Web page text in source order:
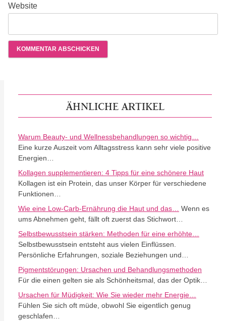
Website
ÄHNLICHE ARTIKEL
Warum Beauty- und Wellnessbehandlungen so wichtig…
Eine kurze Auszeit vom Alltagsstress kann sehr viele positive
Energien…
Kollagen supplementieren: 4 Tipps für eine schönere Haut
Kollagen ist ein Protein, das unser Körper für verschiedene
Funktionen…
Wie eine Low-Carb-Ernährung die Haut und das… Wenn es
ums Abnehmen geht, fällt oft zuerst das Stichwort…
Selbstbewusstsein stärken: Methoden für eine erhöhte…
Selbstbewusstsein entsteht aus vielen Einflüssen.
Persönliche Erfahrungen, soziale Beziehungen und…
Pigmentstörungen: Ursachen und Behandlungsmethoden
Für die einen gelten sie als Schönheitsmal, das der Optik…
Ursachen für Müdigkeit: Wie Sie wieder mehr Energie…
Fühlen Sie sich oft müde, obwohl Sie eigentlich genug
geschlafen…